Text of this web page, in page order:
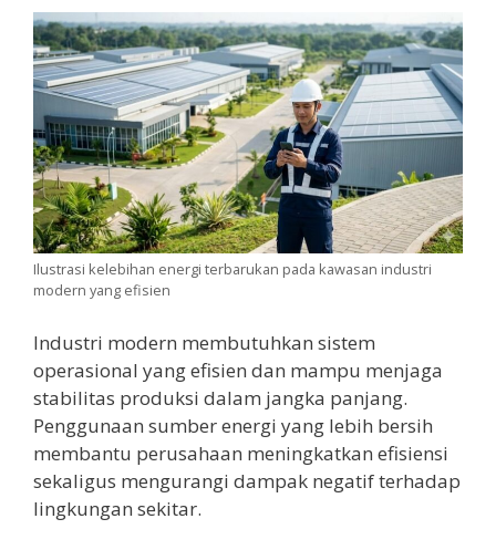
Ilustrasi kelebihan energi terbarukan pada kawasan industri
modern yang efisien
Industri modern membutuhkan sistem
operasional yang efisien dan mampu menjaga
stabilitas produksi dalam jangka panjang.
Penggunaan sumber energi yang lebih bersih
membantu perusahaan meningkatkan efisiensi
sekaligus mengurangi dampak negatif terhadap
lingkungan sekitar.